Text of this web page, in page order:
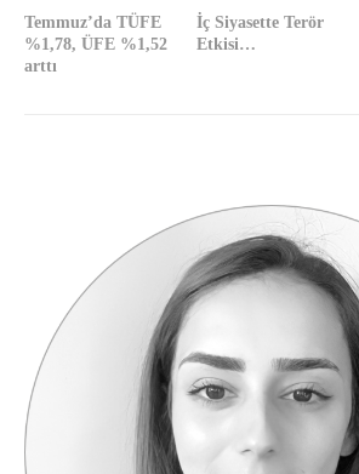
Temmuz’da TÜFE
%1,78, ÜFE %1,52
arttı
İç Siyasette Terör
Etkisi…